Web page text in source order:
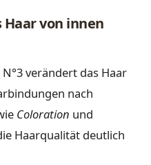
Haar von innen
verändert das Haar
nach
Coloration und
Haarqualität deutlich